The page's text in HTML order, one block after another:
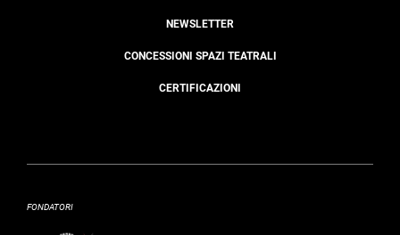
NEWSLETTER
CONCESSIONI SPAZI TEATRALI
CERTIFICAZIONI
FONDATORI